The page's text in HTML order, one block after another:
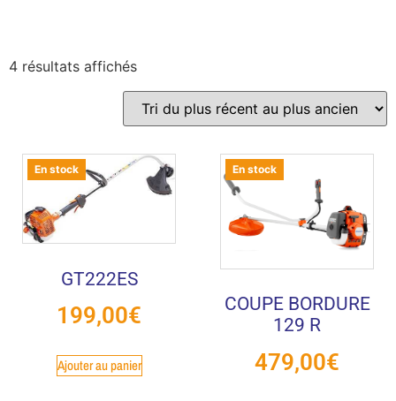
4 résultats affichés
En stock
GT222ES
199,00€
Ajouter au panier
En stock
COUPE BORDURE
129 R
479,00€